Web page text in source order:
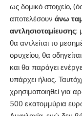
ως δομικό στοιχείο,
αποτελέσουν άνω
αντλησιοταμίευσης:
θα αντλείται το
ορυχείου, θα
και θα παράγει
υπάρχει ήλιος.
χρησιμοποιηθεί για
500 εκατομμύρια